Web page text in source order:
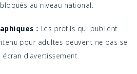
au niveau national.
: Les profils qui publient
pour adultes peuvent ne pas se
d'avertissement.